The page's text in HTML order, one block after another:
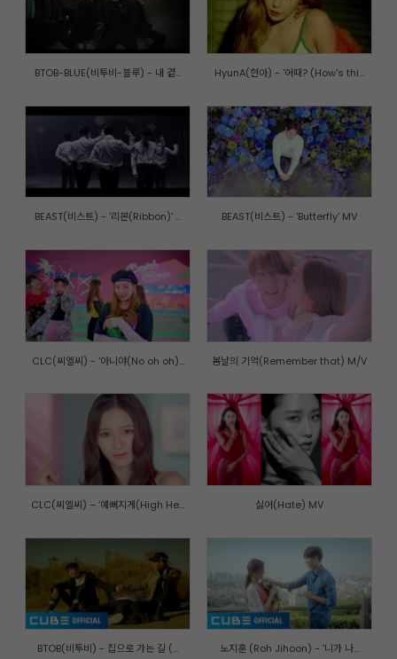
BTOB-BLUE(비투비-블루) - 내 곁... HyunA(현아) - '어때? (How's thi...
BEAST(비스트) - '리본(Ribbon)' ... BEAST(비스트) - 'Butterfly' MV
CLC(씨엘씨) - '아니야(No oh oh)... 봄날의 기억(Remember that) M/V
CLC(씨엘씨) – ‘예뻐지게(High He... 싫어(Hate) MV
BTOB(비투비) - 집으로 가는 길 (... 노지훈 (Roh Jihoon) - '니가 나...